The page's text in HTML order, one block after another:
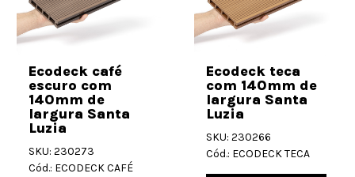
Ecodeck café
escuro com
140mm de
largura Santa
Luzia
SKU: 230273
Cód.: ECODECK CAFÉ
Ecodeck teca
com 140mm de
largura Santa
Luzia
SKU: 230266
Cód.: ECODECK TECA